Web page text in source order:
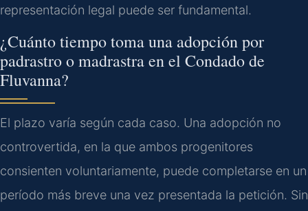
representación legal puede ser fundamental.
¿Cuánto tiempo toma una adopción por
padrastro o madrastra en el Condado de
Fluvanna?
El plazo varía según cada caso. Una adopción no
controvertida, en la que ambos progenitores
consienten voluntariamente, puede completarse en un
período más breve una vez presentada la petición. Sin